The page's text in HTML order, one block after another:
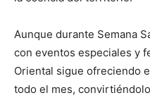
Aunque durante Semana
con eventos especiales y
Oriental sigue ofreciendo
todo el mes,